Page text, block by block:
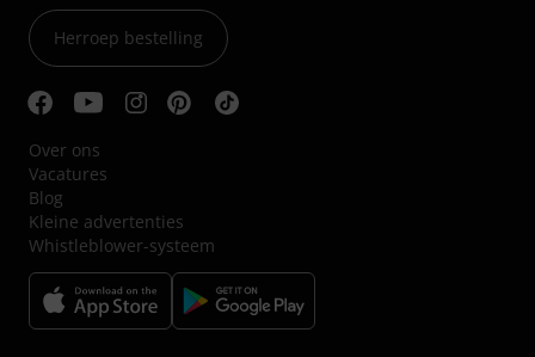
Herroep bestelling
Over ons
Vacatures
Blog
Kleine advertenties
Whistleblower-systeem